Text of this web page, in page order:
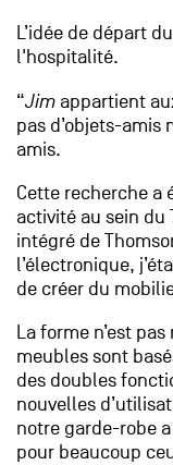
L’idée de départ du
l'hospitalité.
“Jim appartient
pas d’objets-amis
amis.
Cette recherche a
activité au sein du
intégré de
l’électronique,
de créer du
La forme n’est
meubles sont
des doubles
nouvelles
notre garde-robe
pour beaucoup